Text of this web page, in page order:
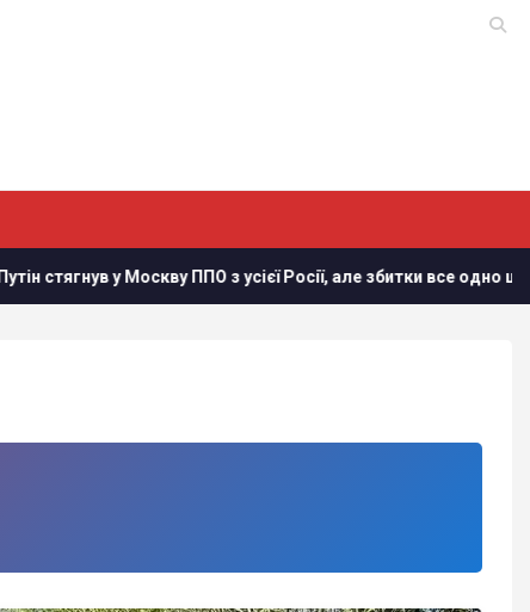
у Москву ППО з усієї Росії, але збитки все одно шалені, -